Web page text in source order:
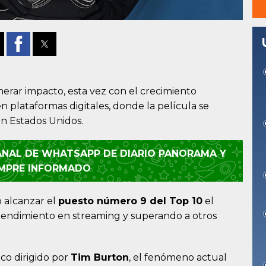
impacto, esta vez con el crecimiento
plataformas digitales, donde la película se
Estados Unidos.
DE WHATSAPP DE DIARIO PANORAMA Y
INFORMADO
el puesto número 9 del Top 10 el
en streaming y superando a otros
dirigido por Tim Burton, el fenómeno actual